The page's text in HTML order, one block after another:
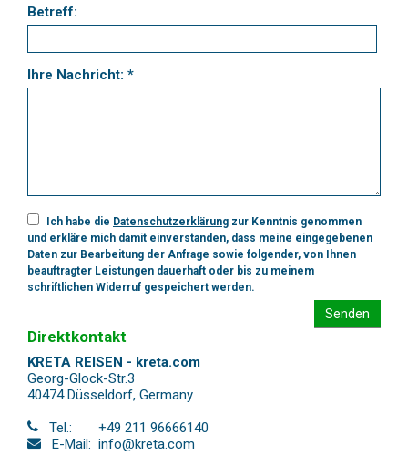
Betreff:
Ihre Nachricht: *
Ich habe die Datenschutzerklärung zur Kenntnis genommen
und erkläre mich damit einverstanden, dass meine eingegebenen
Daten zur Bearbeitung der Anfrage sowie folgender, von Ihnen
beauftragter Leistungen dauerhaft oder bis zu meinem
schriftlichen Widerruf gespeichert werden.
Senden
Direktkontakt
KRETA REISEN - kreta.com
Georg-Glock-Str.3
40474 Düsseldorf, Germany
Tel.:
+49 211 96666140
E-Mail: info@kreta.com